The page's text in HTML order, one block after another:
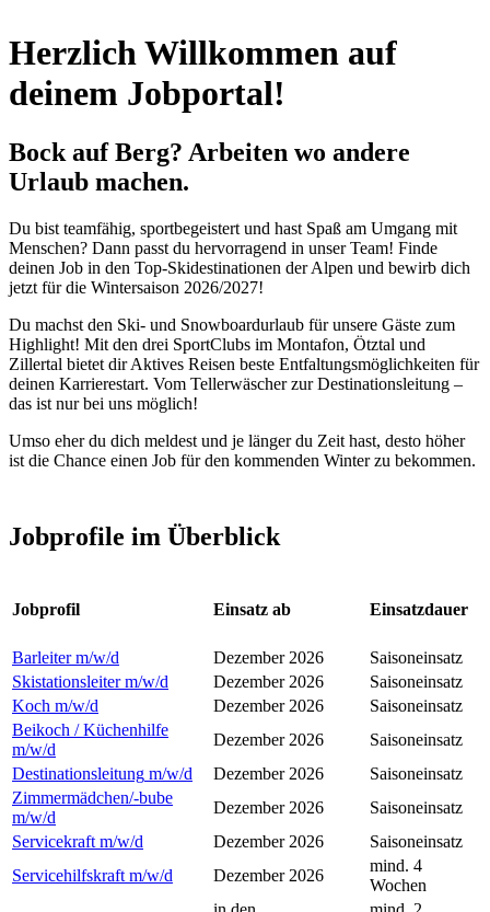
Herzlich Willkommen auf
deinem Jobportal!
Bock auf Berg? Arbeiten wo andere
Urlaub machen.
Du bist teamfähig, sportbegeistert und hast Spaß am Umgang mit
Menschen? Dann passt du hervorragend in unser Team! Finde
deinen Job in den Top-Skidestinationen der Alpen und bewirb dich
jetzt für die Wintersaison 2026/2027!
Du machst den Ski- und Snowboardurlaub für unsere Gäste zum
Highlight! Mit den drei SportClubs im Montafon, Ötztal und
Zillertal bietet dir Aktives Reisen beste Entfaltungsmöglichkeiten für
deinen Karrierestart. Vom Tellerwäscher zur Destinationsleitung –
das ist nur bei uns möglich!
Umso eher du dich meldest und je länger du Zeit hast, desto höher
ist die Chance einen Job für den kommenden Winter zu bekommen.
Jobprofile im Überblick
Jobprofil Einsatz ab Einsatzdauer
Barleiterm/w/d Dezember 2026
Saisoneinsatz
Skistationsleiterm/w/d Dezember 2026
Saisoneinsatz
Koch m/w/d Dezember 2026
Saisoneinsatz
Beikoch / Küchenhilfe
m/w/d
Dezember 2026
Saisoneinsatz
Destinationsleitung m/w/d Dezember 2026
Saisoneinsatz
Zimmermädchen/-bube
m/w/d
Dezember 2026
Saisoneinsatz
Servicekraft m/w/d
Dezember 2026
Saisoneinsatz
Servicehilfskraft m/w/d Dezember 2026
mind. 4
Wochen